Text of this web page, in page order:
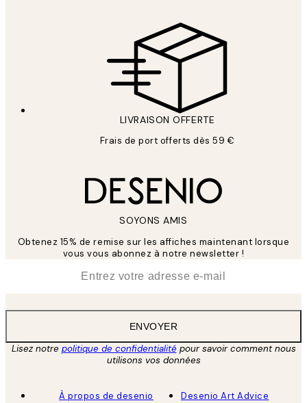
LIVRAISON OFFERTE
Frais de port offerts dès 59 €
SOYONS AMIS
Obtenez 15% de remise sur les affiches maintenant lorsque
vous vous abonnez à notre newsletter !
ENVOYER
Lisez notre politique de confidentialitépour savoir comment nous
utilisons vos données
À propos de desenio
Desenio Art Advice